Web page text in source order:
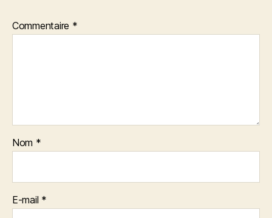
Commentaire *
Nom *
E-mail *